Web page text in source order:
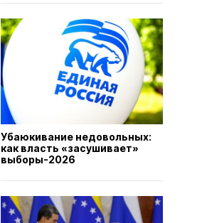
Убаюкивание недовольных:
как власть «засушивает»
выборы-2026